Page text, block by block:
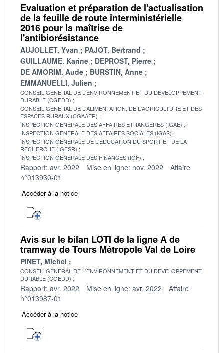
Evaluation et préparation de l'actualisation
de la feuille de route interministérielle
2016 pour la maîtrise de
l'antibiorésistance
AUJOLLET, Yvan
PAJOT, Bertrand
GUILLAUME, Karine
DEPROST, Pierre
DE AMORIM, Aude
BURSTIN, Anne
EMMANUELLI, Julien
CONSEIL GENERAL DE L'ENVIRONNEMENT ET DU DEVELOPPEMENT
DURABLE (CGEDD)
CONSEIL GENERAL DE L'ALIMENTATION, DE L'AGRICULTURE ET DES
ESPACES RURAUX (CGAAER)
INSPECTION GENERALE DES AFFAIRES ETRANGERES (IGAE)
INSPECTION GENERALE DES AFFAIRES SOCIALES (IGAS)
INSPECTION GENERALE DE L'EDUCATION DU SPORT ET DE LA
RECHERCHE (IGESR)
INSPECTION GENERALE DES FINANCES (IGF)
Rapport: avr. 2022 Mise en ligne: nov. 2022
Affaire
n°013930-01
Accéder à la notice
Avis sur le bilan LOTI de la ligne A de
tramway de Tours Métropole Val de Loire
PINET, Michel
CONSEIL GENERAL DE L'ENVIRONNEMENT ET DU DEVELOPPEMENT
DURABLE (CGEDD)
Rapport: avr. 2022 Mise en ligne: avr. 2022
Affaire
n°013987-01
Accéder à la notice